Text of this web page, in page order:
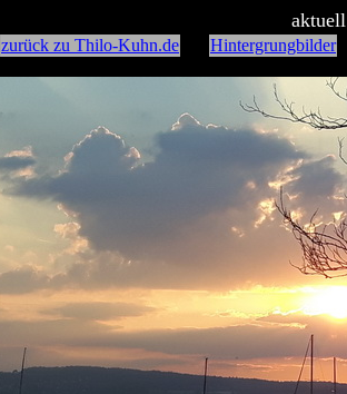
zurück zu Thilo-Kuhn.de Hintergrungbilder